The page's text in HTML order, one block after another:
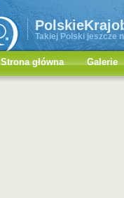
Takiej Polski jeszcze
Strona główna Galerie